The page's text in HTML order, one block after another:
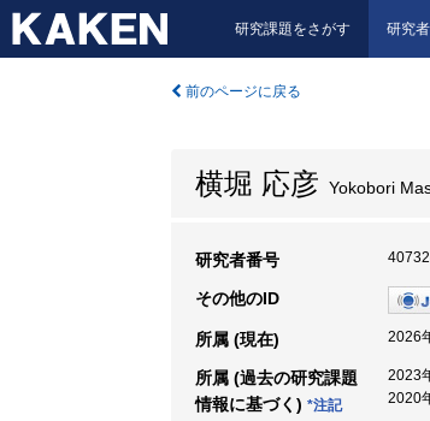
研究課題をさがす 研究
前のページに戻る
横堀 応彦 Yokobori
研究者番号
その他のID
所属 (現在) 2026
所属 (過去の研究課題
情報に基づく) *注記
2023
2020